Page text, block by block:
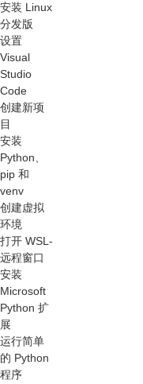
安装 Linux
分发版
设置
Visual
Studio
Code
创建新项
目
安装
Python、
pip 和
venv
创建虚拟
环境
打开 WSL-
远程窗口
安装
Microsoft
Python 扩
展
运行简单
的 Python
程序